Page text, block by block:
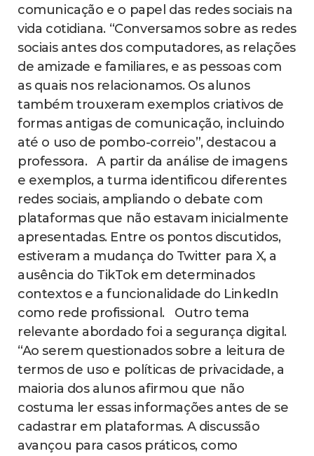
comunicação e o papel das redes sociais na
vida cotidiana. “Conversamos sobre as redes
sociais antes dos computadores, as relações
de amizade e familiares, e as pessoas com
as quais nos relacionamos. Os alunos
também trouxeram exemplos criativos de
formas antigas de comunicação, incluindo
até o uso de pombo-correio”, destacou a
professora. A partir da análise de imagens
e exemplos, a turma identificou diferentes
redes sociais, ampliando o debate com
plataformas que não estavam inicialmente
apresentadas. Entre os pontos discutidos,
estiveram a mudança do Twitter para X, a
ausência do TikTok em determinados
contextos e a funcionalidade do LinkedIn
como rede profissional. Outro tema
relevante abordado foi a segurança digital.
“Ao serem questionados sobre a leitura de
termos de uso e políticas de privacidade, a
maioria dos alunos afirmou que não
costuma ler essas informações antes de se
cadastrar em plataformas. A discussão
avançou para casos práticos, como